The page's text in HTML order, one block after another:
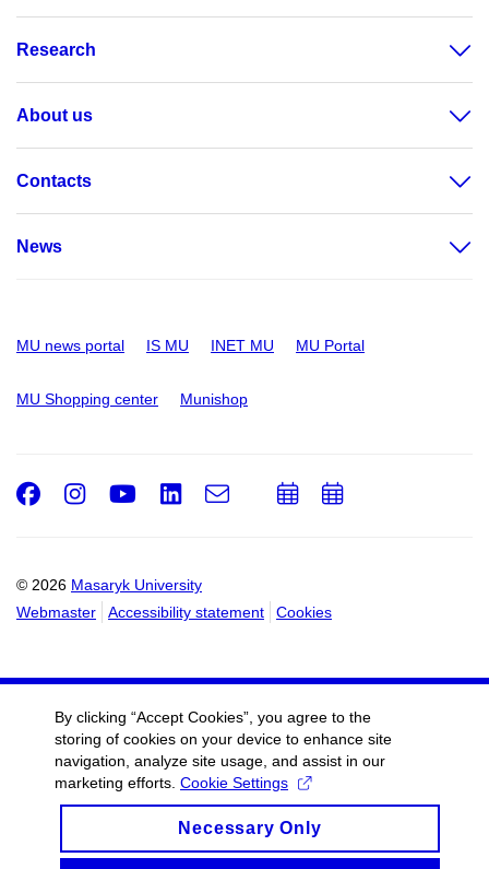
Research
About us
Contacts
News
MU news portal IS MU INET MU MU Portal
MU Shopping center Munishop
© 2026 Masaryk University
Webmaster
Accessibility statement Cookies
Facebook
Instagram
Youtube
LinkedIn
e-
AddAdd
By clicking “Accept Cookies”, you agree to the
storing of cookies on your device to enhance site
navigation, analyze site usage, and assist in our
marketing efforts. Cookie Settings
Necessary Only